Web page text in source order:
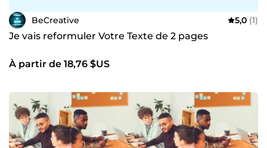
BeCreative 5,0 (1)
Je vais reformuler Votre Texte de 2 pages
À partir de 18,76 $US